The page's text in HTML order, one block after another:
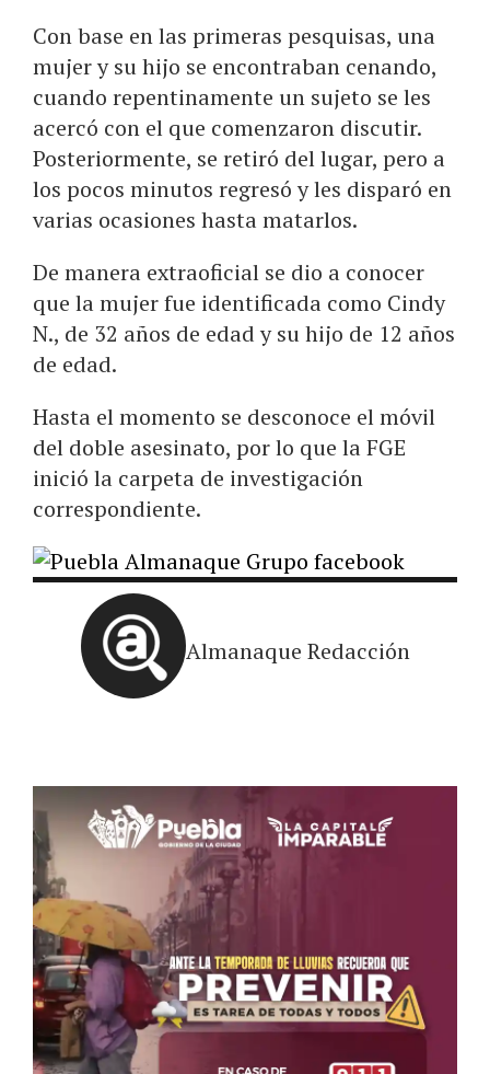
Con base en las primeras pesquisas, una
mujer y su hijo se encontraban cenando,
cuando repentinamente un sujeto se les
acercó con el que comenzaron discutir.
Posteriormente, se retiró del lugar, pero a
los pocos minutos regresó y les disparó en
varias ocasiones hasta matarlos.
De manera extraoficial se dio a conocer
que la mujer fue identificada como Cindy
N., de 32 años de edad y su hijo de 12 años
de edad.
Hasta el momento se desconoce el móvil
del doble asesinato, por lo que la FGE
inició la carpeta de investigación
correspondiente.
Almanaque Redacción